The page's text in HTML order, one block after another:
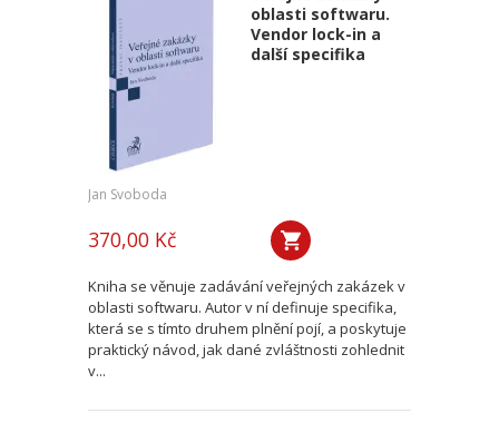
oblasti softwaru.
Vendor lock-in a
další specifika
Jan Svoboda
370,00 Kč
Kniha se věnuje zadávání veřejných zakázek v
oblasti softwaru. Autor v ní definuje specifika,
která se s tímto druhem plnění pojí, a poskytuje
praktický návod, jak dané zvláštnosti zohlednit
v...